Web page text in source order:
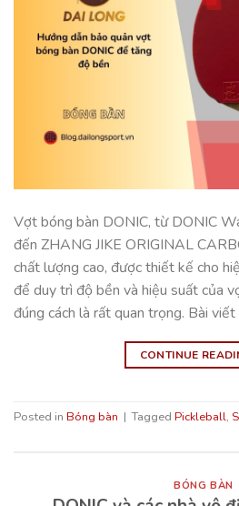
Vợt bóng bàn DONIC, từ DONIC
đến ZHANG JIKE ORIGINAL
chất lượng cao, được thiết kế cho
để duy trì độ bền và hiệu suất của
đúng cách là rất quan trọng. Bài
CONTINUE
Posted in Bóng bàn | Tagged Pickleball,
BÓNG BÀN